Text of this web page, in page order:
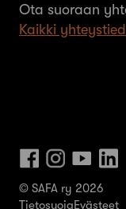
Ota suoraan
Kaikki
© SAFA ry 2026
TietosuojaEvästeet